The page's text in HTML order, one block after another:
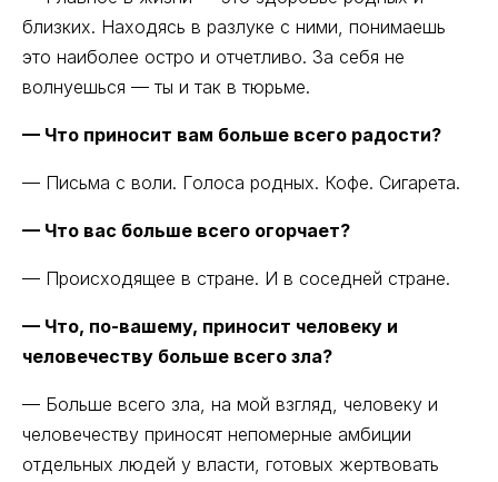
близких. Находясь в разлуке с ними, понимаешь
это наиболее остро и отчетливо. За себя не
волнуешься — ты и так в тюрьме.
— Что приносит вам больше всего радости?
— Письма с воли. Голоса родных. Кофе. Сигарета.
— Что вас больше всего огорчает?
— Происходящее в стране. И в соседней стране.
— Что, по-вашему, приносит человеку и
человечеству больше всего зла?
— Больше всего зла, на мой взгляд, человеку и
человечеству приносят непомерные амбиции
отдельных людей у власти, готовых жертвовать